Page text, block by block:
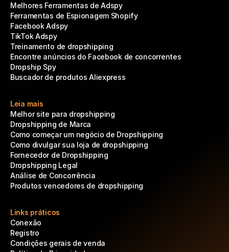
Melhores Ferramentas de Adspy
Ferramentas de Espionagem Shopify
Facebook Adspy
TikTok Adspy
Treinamento de dropshipping
Encontre anúncios do Facebook de concorrentes
Dropship Spy
Buscador de produtos Aliexpress
Leia mais
Melhor site para dropshipping
Dropshipping de Marca
Como começar um negócio de Dropshipping
Como divulgar sua loja de dropshipping
Fornecedor de Dropshipping
Dropshipping Legal
Análise de Concorrência
Produtos vencedores de dropshipping
Links práticos
Conexão
Registro
Condições gerais de venda